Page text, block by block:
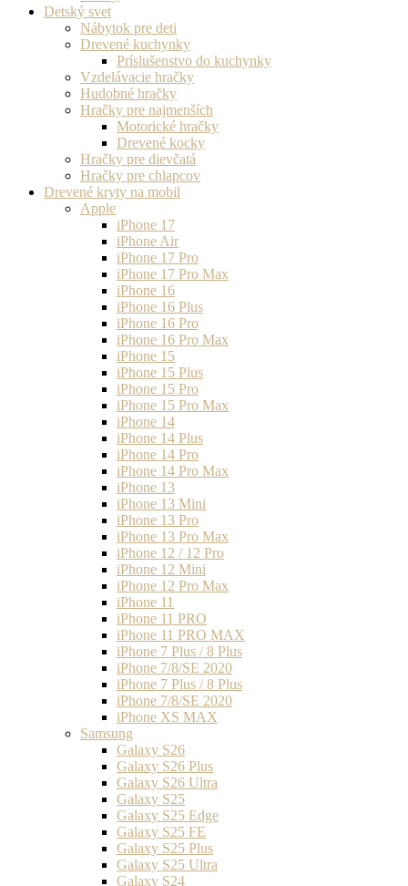
Detský svet
Nábytok pre deti
Drevené kuchynky
Príslušenstvo do kuchynky
Vzdelávacie hračky
Hudobné hračky
Hračky pre najmenších
Motorické hračky
Drevené kocky
Hračky pre dievčatá
Hračky pre chlapcov
Drevené kryty na mobil
Apple
iPhone 17
iPhone Air
iPhone 17 Pro
iPhone 17 Pro Max
iPhone 16
iPhone 16 Plus
iPhone 16 Pro
iPhone 16 Pro Max
iPhone 15
iPhone 15 Plus
iPhone 15 Pro
iPhone 15 Pro Max
iPhone 14
iPhone 14 Plus
iPhone 14 Pro
iPhone 14 Pro Max
iPhone 13
iPhone 13 Mini
iPhone 13 Pro
iPhone 13 Pro Max
iPhone 12 / 12 Pro
iPhone 12 Mini
iPhone 12 Pro Max
iPhone 11
iPhone 11 PRO
iPhone 11 PRO MAX
iPhone 7 Plus / 8 Plus
iPhone 7/8/SE 2020
iPhone 7 Plus / 8 Plus
iPhone 7/8/SE 2020
iPhone XS MAX
Samsung
Galaxy S26
Galaxy S26 Plus
Galaxy S26 Ultra
Galaxy S25
Galaxy S25 Edge
Galaxy S25 FE
Galaxy S25 Plus
Galaxy S25 Ultra
Galaxy S24